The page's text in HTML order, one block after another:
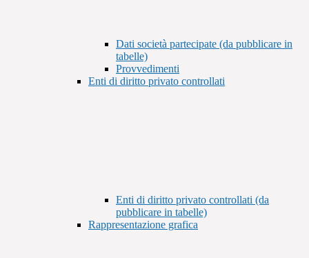
Dati società partecipate (da pubblicare in
tabelle)
Provvedimenti
Enti di diritto privato controllati
Enti di diritto privato controllati (da
pubblicare in tabelle)
Rappresentazione grafica